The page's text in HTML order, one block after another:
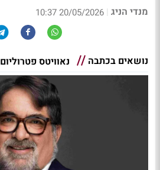
מנדי הניג |
20/05/2026 10:37
נושאים בכתבה נאוויטס פטרוליום